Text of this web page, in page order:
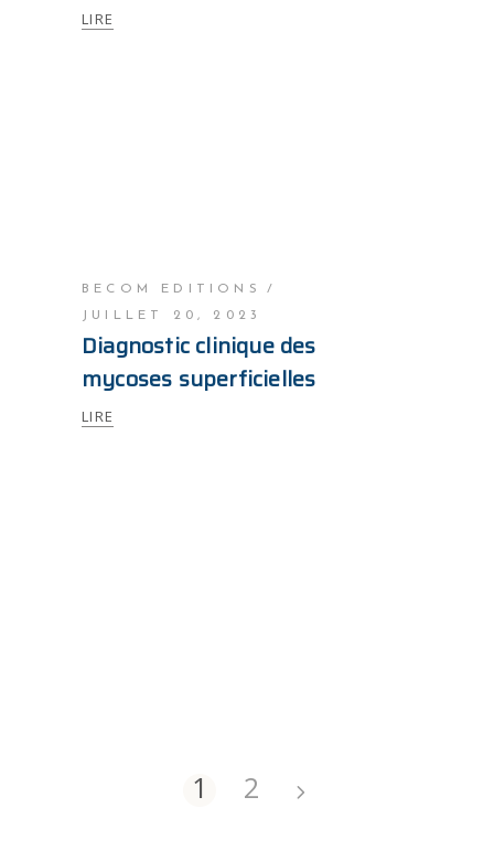
LIRE
BECOM EDITIONS
JUILLET 20, 2023
Diagnostic clinique des
mycoses superficielles
LIRE
1 2